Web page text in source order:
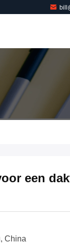
een
China